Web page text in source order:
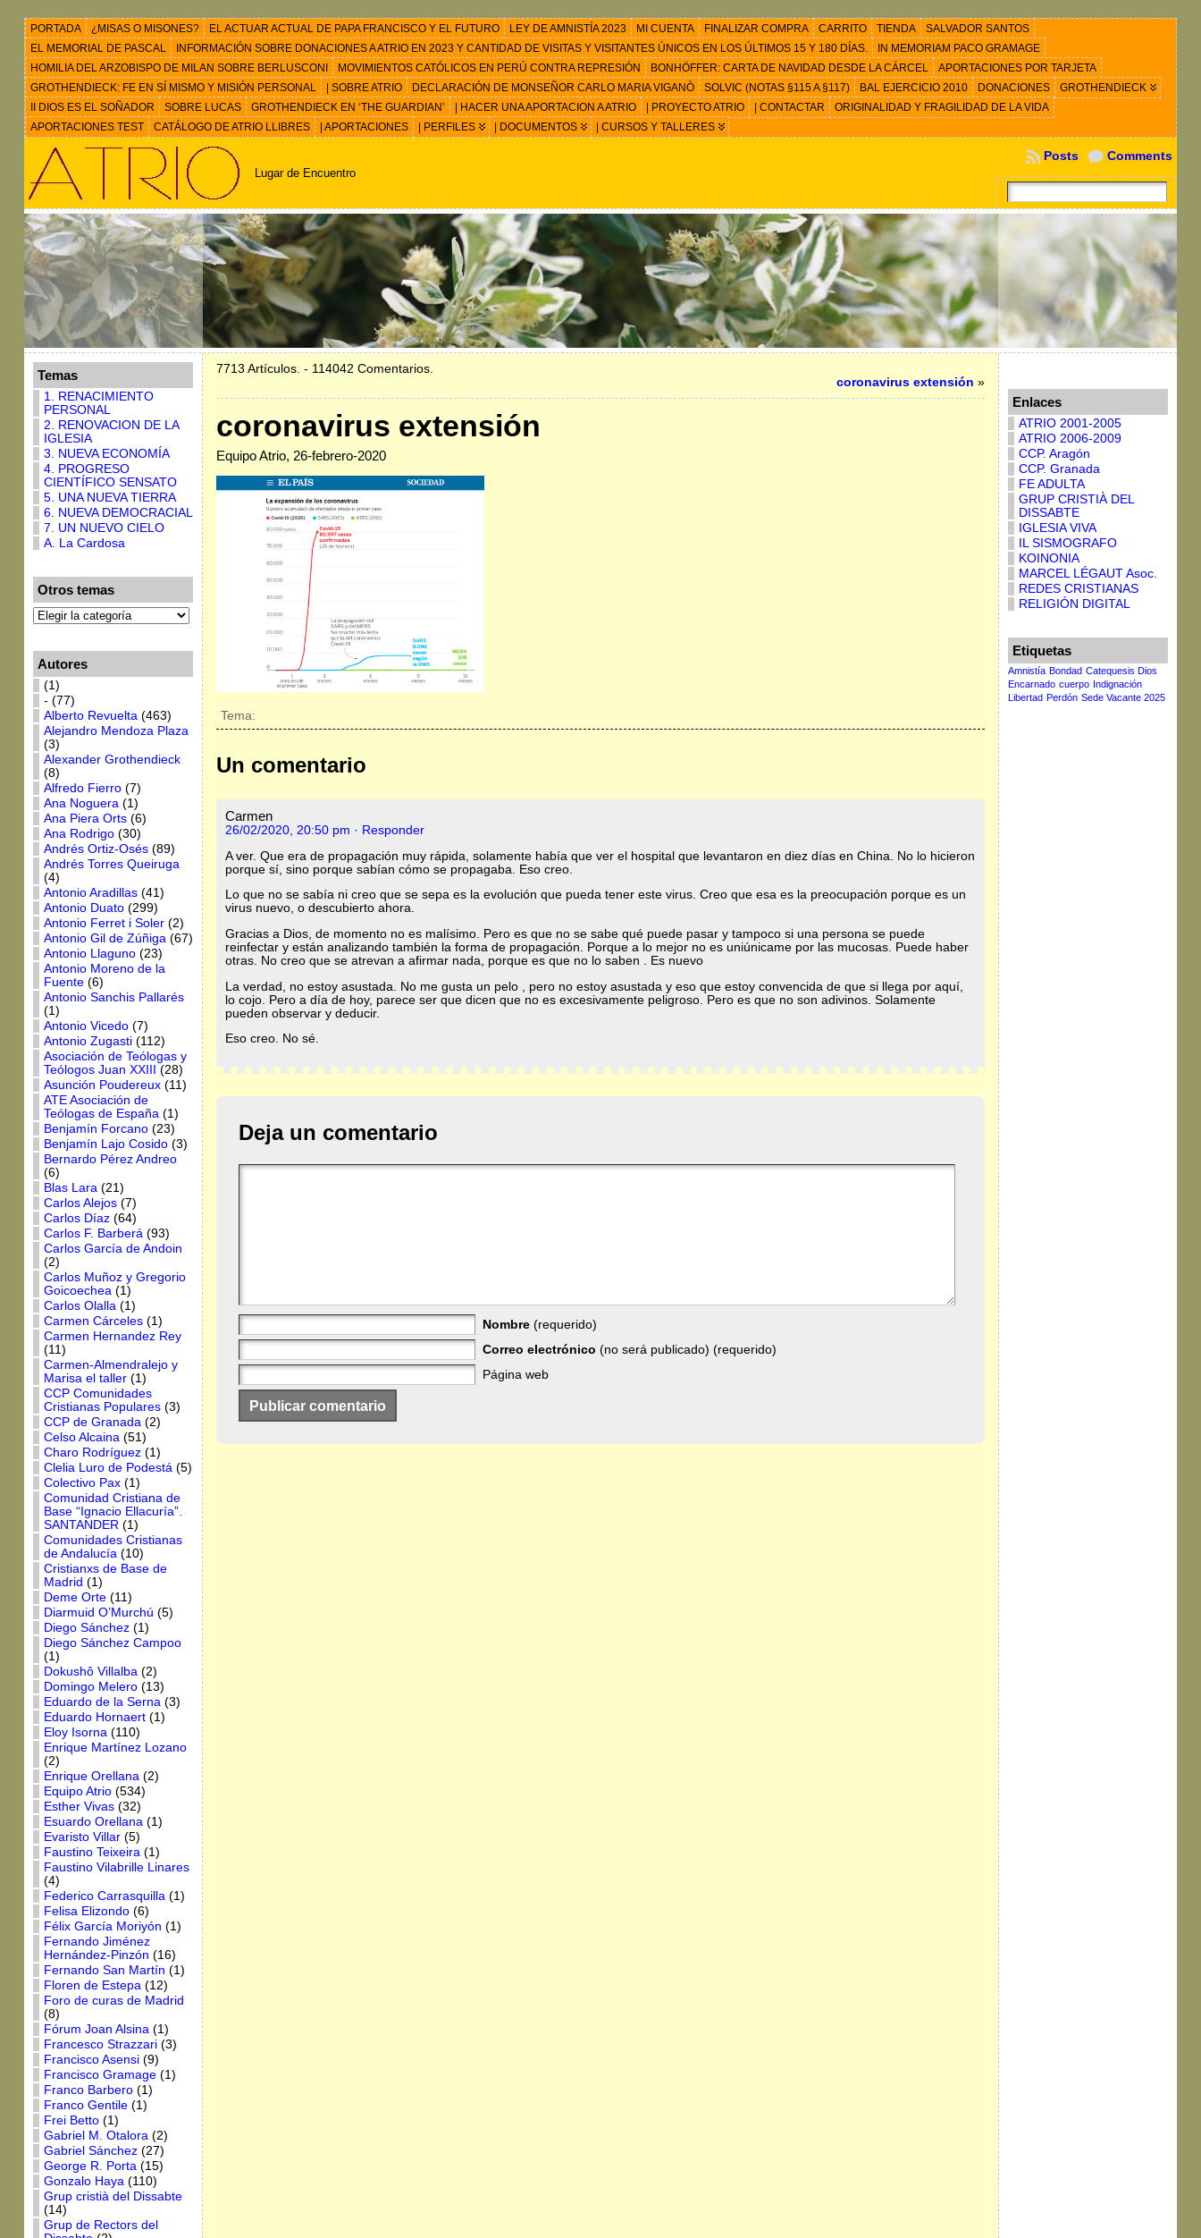
PORTADA ¿MISAS O MISONES? EL ACTUAR ACTUAL DE PAPA FRANCISCO Y EL FUTURO LEY DE AMNISTÍA 2023 MI CUENTA FINALIZAR COMPRA CARRITO TIENDA
SALVADOR SANTOS
EL MEMORIAL DE PASCAL
INFORMACIÓN SOBRE DONACIONES A ATRIO EN 2023 Y CANTIDAD DE VISITAS Y VISITANTES ÚNICOS EN LOS ÚLTIMOS 15 Y 180 DÍAS.
IN MEMORIAM PACO GRAMAGE
HOMILIA DEL ARZOBISPO DE MILAN SOBRE BERLUSCONI
MOVIMIENTOS CATÓLICOS EN PERÚ CONTRA REPRESIÓN BONHÖFFER: CARTA DE NAVIDAD DESDE LA CÁRCEL
APORTACIONES POR TARJETA
GROTHENDIECK: FE EN SÍ MISMO Y MISIÓN PERSONAL
| SOBRE ATRIO DECLARACIÓN DE MONSEÑOR CARLO MARIA VIGANÒ SOLVIC (NOTAS §115 A §117) BAL EJERCICIO 2010 DONACIONES
GROTHENDIECK
II DIOS ES EL SOÑADOR
SOBRE LUCAS GROTHENDIECK EN ‘THE GUARDIAN’ | HACER UNA APORTACION A ATRIO | PROYECTO ATRIO | CONTACTAR
ORIGINALIDAD Y FRAGILIDAD DE LA VIDA
APORTACIONES TEST
CATÁLOGO DE ATRIO LLIBRES | APORTACIONES | PERFILES | DOCUMENTOS | CURSOS Y TALLERES
Lugar de Encuentro
Comments
Posts
Temas
1. RENACIMIENTO
PERSONAL
2. RENOVACION DE LA
IGLESIA
3. NUEVA ECONOMÍA
4. PROGRESO
CIENTÍFICO SENSATO
5. UNA NUEVA TIERRA
6. NUEVA DEMOCRACIAL
7. UN NUEVO CIELO
A. La Cardosa
Otros temas
Autores
(1)
- (77)
Alberto Revuelta(463)
Alejandro Mendoza Plaza
(3)
Alexander Grothendieck
(8)
Alfredo Fierro(7)
Ana Noguera(1)
Ana Piera Orts(6)
Ana Rodrigo(30)
Andrés Ortiz-Osés(89)
Andrés Torres Queiruga
(4)
Antonio Aradillas(41)
Antonio Duato(299)
Antonio Ferret i Soler(2)
Antonio Gil de Zúñiga(67)
Antonio Llaguno(23)
Antonio Moreno de la
Fuente(6)
Antonio Sanchis Pallarés
(1)
Antonio Vicedo(7)
Antonio Zugasti(112)
Asociación de Teólogas y
Teólogos Juan XXIII
(28)
Asunción Poudereux(11)
ATE Asociación de
Teólogas de España(1)
Benjamín Forcano(23)
Benjamín Lajo Cosido(3)
Bernardo Pérez Andreo
(6)
Blas Lara(21)
Carlos Alejos(7)
Carlos Díaz(64)
Carlos F. Barberá(93)
Carlos García de Andoin
(2)
Carlos Muñoz y Gregorio
Goicoechea(1)
Carlos Olalla(1)
Carmen Cárceles(1)
Carmen Hernandez Rey
(11)
Carmen-Almendralejo y
Marisa el taller(1)
CCP Comunidades
Cristianas Populares(3)
CCP de Granada(2)
Celso Alcaina(51)
Charo Rodríguez(1)
Clelia Luro de Podestá(5)
Colectivo Pax(1)
Comunidad Cristiana de
Base “Ignacio Ellacuría”.
SANTANDER(1)
Comunidades Cristianas
de Andalucía(10)
Cristianxs de Base de
Madrid (1)
Deme Orte(11)
Diarmuid O’Murchú (5)
Diego Sánchez(1)
Diego Sánchez Campoo
(1)
Dokushô Villalba(2)
Domingo Melero(13)
Eduardo de la Serna(3)
Eduardo Hornaert(1)
Eloy Isorna(110)
Enrique Martínez Lozano
(2)
Enrique Orellana(2)
Equipo Atrio(534)
Esther Vivas(32)
Esuardo Orellana(1)
Evaristo Villar(5)
Faustino Teixeira(1)
Faustino Vilabrille Linares
(4)
Federico Carrasquilla(1)
Felisa Elizondo(6)
Félix García Moriyón (1)
Fernando Jiménez
Hernández-Pinzón (16)
Fernando San Martín (1)
Floren de Estepa(12)
Foro de curas de Madrid
(8)
Fórum Joan Alsina(1)
Francesco Strazzari(3)
Francisco Asensi(9)
Francisco Gramage(1)
Franco Barbero(1)
Franco Gentile(1)
Frei Betto(1)
Gabriel M. Otalora(2)
Gabriel Sánchez(27)
George R. Porta(15)
Gonzalo Haya(110)
Grup cristià del Dissabte
(14)
Grup de Rectors del
7713 Artículos. - 114042 Comentarios.
coronavirus extensión »
coronavirus extensión
Equipo Atrio, 26-febrero-2020
Tema:
Un comentario
Carmen
26/02/2020, 20:50 pm · Responder
A ver. Que era de propagación muy rápida, solamente había que ver el hospital que levantaron en diez días en China. No lo hicieron
porque sí, sino porque sabían cómo se propagaba. Eso creo.
Lo que no se sabía ni creo que se sepa es la evolución que pueda tener este virus. Creo que esa es la preocupación porque es un
virus nuevo, o descubierto ahora.
Gracias a Dios, de momento no es malísimo. Pero es que no se sabe qué puede pasar y tampoco si una persona se puede
reinfectar y están analizando también la forma de propagación. Porque a lo mejor no es uniúnicame por las mucosas. Puede haber
otras. No creo que se atrevan a afirmar nada, porque es que no lo saben . Es nuevo
La verdad, no estoy asustada. No me gusta un pelo , pero no estoy asustada y eso que estoy convencida de que si llega por aquí,
lo cojo. Pero a día de hoy, parece ser que dicen que no es excesivamente peligroso. Pero es que no son adivinos. Solamente
pueden observar y deducir.
Eso creo. No sé.
Deja un comentario
Nombre (requerido)
Correo electrónico (no será publicado) (requerido)
Página web
Enlaces
ATRIO 2001-2005
ATRIO 2006-2009
CCP. Aragón
CCP. Granada
FE ADULTA
GRUP CRISTIÀ DEL
DISSABTE
IGLESIA VIVA
IL SISMOGRAFO
KOINONIA
MARCEL LÉGAUT Asoc.
REDES CRISTIANAS
RELIGIÓN DIGITAL
Etiquetas
Amnistía Bondad Catequesis Dios
Encarnado cuerpo Indignación
Libertad Perdón Sede Vacante 2025